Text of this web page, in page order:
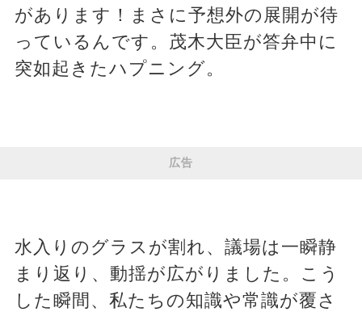
があります！まさに予想外の展開が待
っているんです。茂木大臣が答弁中に
突如起きたハプニング。
広告
水入りのグラスが割れ、議場は一瞬静
まり返り、動揺が広がりました。こう
した瞬間、私たちの知識や常識が覆さ